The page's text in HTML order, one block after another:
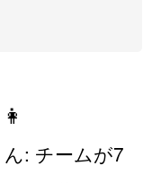
: チームが7